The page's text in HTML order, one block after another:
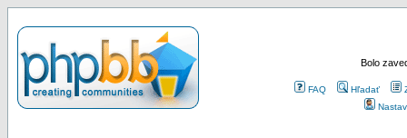
Bolo
FAQ Hľadať